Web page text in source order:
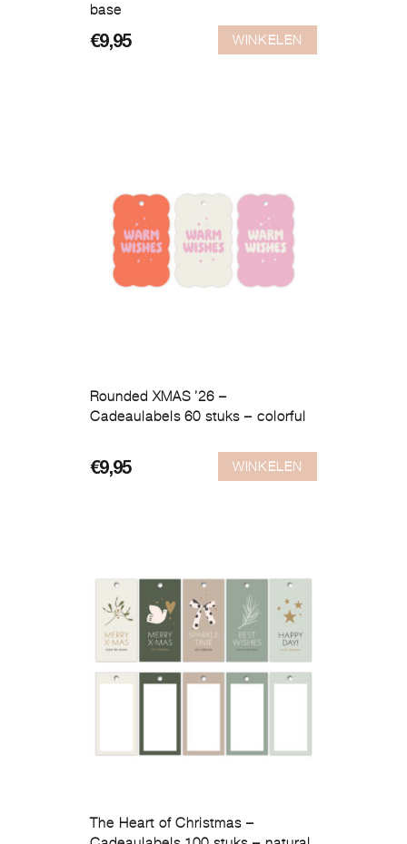
base
€9,95 WINKELEN
Rounded XMAS ’26 –
Cadeaulabels 60 stuks – colorful
€9,95 WINKELEN
The Heart of Christmas –